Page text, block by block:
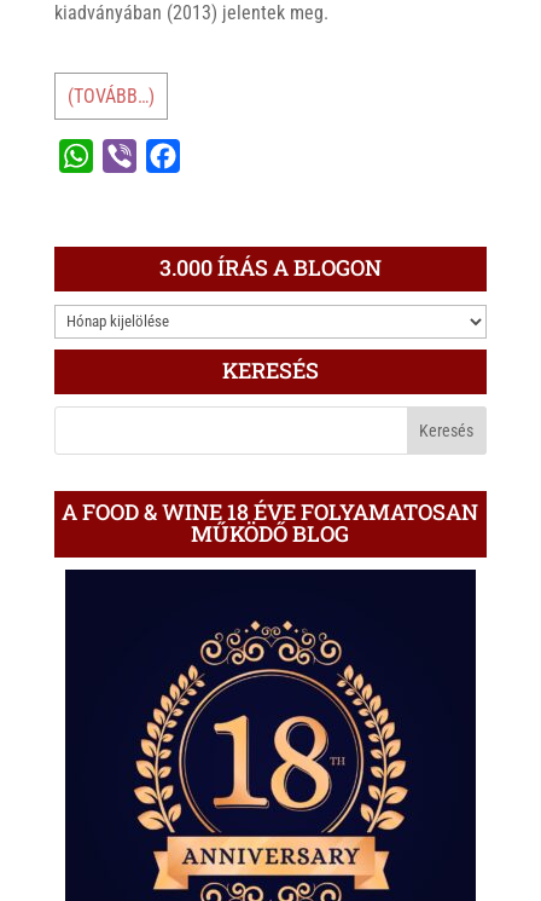
kiadványában (2013) jelentek meg.
(TOVÁBB…)
s
A
p
r
e
b
k
3.000 ÍRÁS A BLOGON
3.000
ÍRÁS
BLOGON
KERESÉS
A FOOD & WINE 18 ÉVE FOLYAMATOSAN
MŰKÖDŐ BLOG